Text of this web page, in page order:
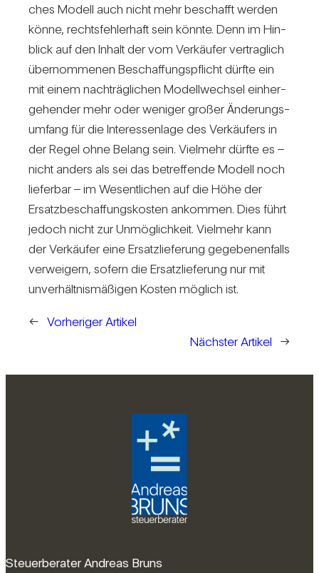
ches Modell auch nicht mehr beschafft werden
könne, rechts­feh­ler­haft sein könnte. Denn im Hin­
blick auf den Inhalt der vom Ver­käufer ver­trag­lich
über­nom­menen Beschaf­fungs­pflicht dürfte ein
mit einem nach­träg­li­chen Modell­wechsel ein­her­
ge­hender mehr oder weniger großer Ände­rungs­
um­fang für die Inter­es­sen­lage des Ver­käu­fers in
der Regel ohne Belang sein. Viel­mehr dürfte es –
nicht anders als sei das betref­fende Modell noch
lie­ferbar – im Wesent­li­chen auf die Höhe der
Ersatz­be­schaf­fungs­kosten ankommen. Dies führt
jedoch nicht zur Unmög­lich­keit. Viel­mehr kann
der Ver­käufer eine Ersatz­lie­fe­rung gege­be­nen­falls
ver­wei­gern, sofern die Ersatz­lie­fe­rung nur mit
unver­hält­nis­mä­ßigen Kosten mög­lich ist.
← Vorheriger Artikel
Nächster Artikel
→
Steuerberater Andreas Bruns